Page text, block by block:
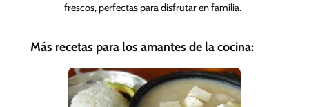
frescos, perfectas para disfrutar en familia.
Más recetas para los amantes de la cocina: